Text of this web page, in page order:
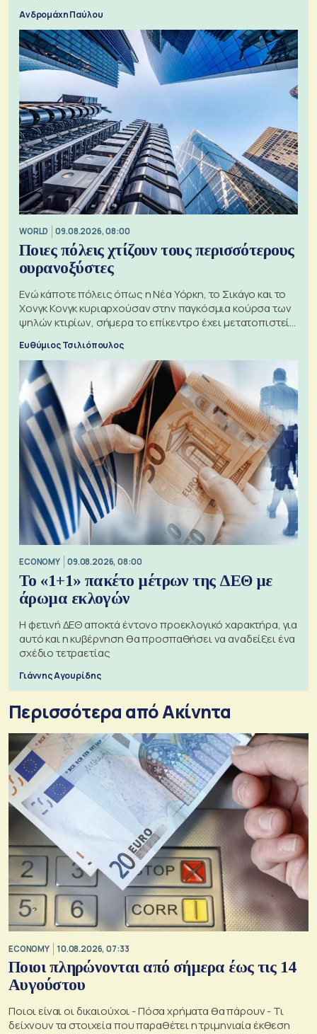
Ανδρομάχη Παύλου
WORLD 09.08.2026, 08:00
Ποιες πόλεις χτίζουν τους περισσότερους
ουρανοξύστες
Ενώ κάποτε πόλεις όπως η Νέα Υόρκη, το Σικάγο και το
Χονγκ Κονγκ κυριαρχούσαν στην παγκόσμια κούρσα των
ψηλών κτιρίων, σήμερα το επίκεντρο έχει μετατοπιστεί
Ευθύμιος Τσιλιόπουλος
ECONOMY 09.08.2026, 08:00
Το «1+1» πακέτο μέτρων της ΔΕΘ με
άρωμα εκλογών
Η φετινή ΔΕΘ αποκτά έντονο προεκλογικό χαρακτήρα, για
αυτό και η κυβέρνηση θα προσπαθήσει να αναδείξει ένα
σχέδιο τετραετίας
Γιάννης Αγουρίδης
Περισσότερα από Ακίνητα
ECONOMY 10.08.2026, 07:33
Ποιοι πληρώνονται από σήμερα έως τις 14
Αυγούστου
Ποιοι είναι οι δικαιούχοι - Πόσα χρήματα θα πάρουν - Τι
δείχνουν τα στοιχεία που παραθέτει η τριμηνιαία έκθεση